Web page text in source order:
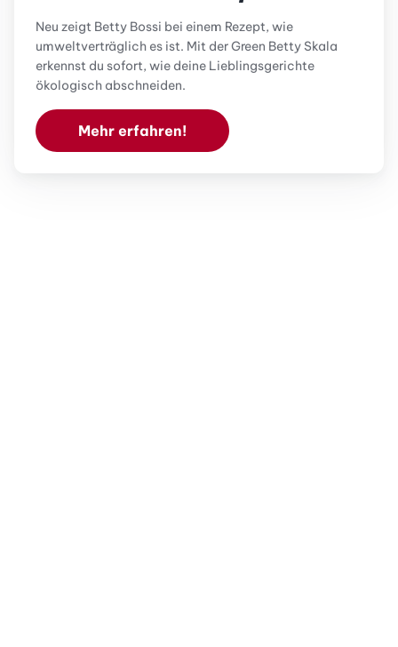
Neu zeigt Betty Bossi bei einem Rezept, wie
umweltverträglich es ist. Mit der Green Betty Skala
erkennst du sofort, wie deine Lieblingsgerichte
ökologisch abschneiden.
Mehr erfahren!